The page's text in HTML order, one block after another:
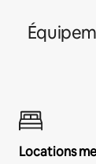
Locations